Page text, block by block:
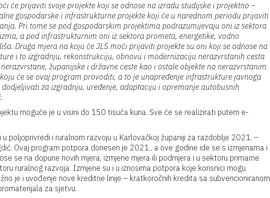
će prijaviti svoje projekte koji se odnose na izradu studijske i projektno –
gospodarske i infrastrukturne projekte koji će u narednom periodu prijaviti
Pri tome se pod gospodarskim projektima podrazumijevaju oni iz sektora
a pod infrastrukturnim oni iz sektora prometa, energetike, vodno
Druga mjera na koju će JLS moći prijaviti projekte su oni koji se odnose na
i to izgradnju, rekonstrukciju, obnovu i modernizaciju nerazvrstanih cesta
županijske i državne ceste kao i ostale objekte na nerazvrstanim
će se ovaj program provoditi, a to je unapređenje infrastrukture javnoga
za izgradnju, uređenje, adaptaciju i opremanje autobusnih
moguće je u visini do 150 tisuća kuna. Sve će se realizirati putem e-
poljoprivredi i ruralnom razvoju u Karlovačkoj županiji za razdoblje 2021. –
Ovaj program potpora donesen je 2021., a ove godine ide se s izmjenama i
se na dopune novih mjera, izmjene mjera ili podmjera i u sektoru primarne
ruralnog razvoja. Izmjene su i u iznosima potpora koje korisnici mogu
je i uvođenje nove kreditne linije – kratkoročnih kredita sa subvencioniranom
za sjetvu.